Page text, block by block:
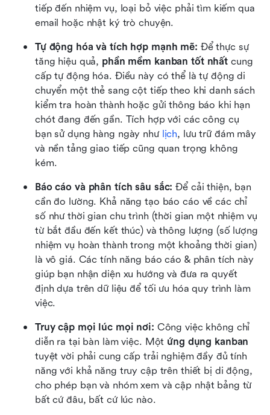
tiếp đến nhiệm vụ, loại bỏ việc phải tìm kiếm qua
email hoặc nhật ký trò chuyện.
Tự động hóa và tích hợp mạnh mẽ: Để thực sự
tăng hiệu quả, phần mềm kanban tốt nhất cung
cấp tự động hóa. Điều này có thể là tự động di
chuyển một thẻ sang cột tiếp theo khi danh sách
kiểm tra hoàn thành hoặc gửi thông báo khi hạn
chót đang đến gần. Tích hợp với các công cụ
bạn sử dụng hàng ngày như lịch, lưu trữ đám mây
và nền tảng giao tiếp cũng quan trọng không
kém.
Báo cáo và phân tích sâu sắc: Để cải thiện, bạn
cần đo lường. Khả năng tạo báo cáo về các chỉ
số như thời gian chu trình (thời gian một nhiệm vụ
từ bắt đầu đến kết thúc) và thông lượng (số lượng
nhiệm vụ hoàn thành trong một khoảng thời gian)
là vô giá. Các tính năng báo cáo & phân tích này
giúp bạn nhận diện xu hướng và đưa ra quyết
định dựa trên dữ liệu để tối ưu hóa quy trình làm
việc.
Truy cập mọi lúc mọi nơi: Công việc không chỉ
diễn ra tại bàn làm việc. Một ứng dụng kanban
tuyệt vời phải cung cấp trải nghiệm đầy đủ tính
năng với khả năng truy cập trên thiết bị di động,
cho phép bạn và nhóm xem và cập nhật bảng từ
bất cứ đâu, bất cứ lúc nào.